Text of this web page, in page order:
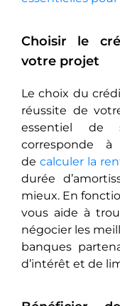
Choisir le
votre projet
Le choix du
réussite de
essentiel de
corresponde à
de calculer la
durée
mieux. En
vous aide à
négocier les
banques
d’intérêt et de